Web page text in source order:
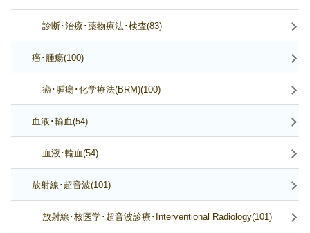
診断･治療･薬物療法･検査(83)
癌･腫瘍(100)
癌･腫瘍･化学療法(BRM)(100)
血液･輸血(54)
血液･輸血(54)
放射線･超音波(101)
放射線･核医学･超音波診療･Interventional Radiology(101)